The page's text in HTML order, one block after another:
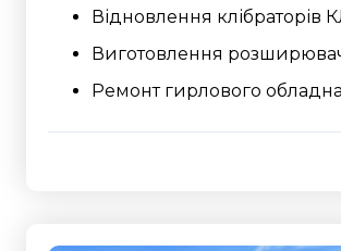
Відновлення клібраторів
Виготовлення
Ремонт гирлового